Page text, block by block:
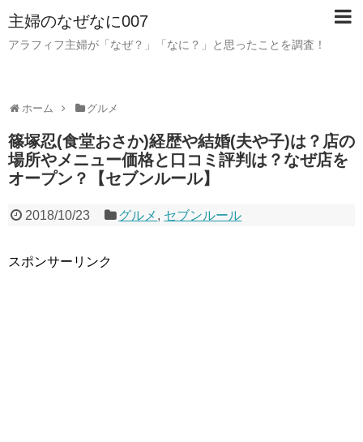
主婦のなぜなに007
アラフィフ主婦が「なぜ？」「なに？」と思ったことを調査！
ホーム グルメ
篠塚忍(食堂おさか)経歴や結婚(夫や子)は？店の
場所やメニュー価格と口コミ評判は？なぜ店を
オープン？【セブンルール】
2018/10/23 グルメ , セブンルール
スポンサーリンク